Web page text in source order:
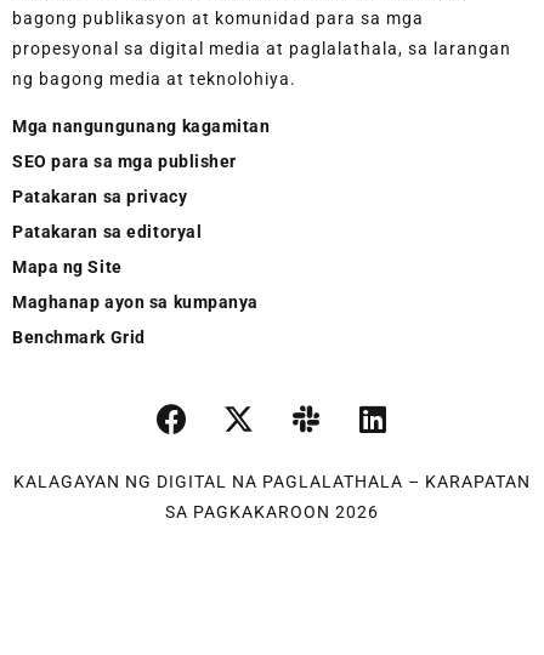
bagong publikasyon at komunidad para sa mga
propesyonal sa digital media at paglalathala, sa larangan
ng bagong media at teknolohiya.
Mga nangungunang kagamitan
SEO para sa mga publisher
Patakaran sa privacy
Patakaran sa editoryal
Mapa ng Site
Maghanap ayon sa kumpanya
Benchmark Grid
KALAGAYAN NG DIGITAL NA PAGLALATHALA – KARAPATAN
SA PAGKAKAROON 2026